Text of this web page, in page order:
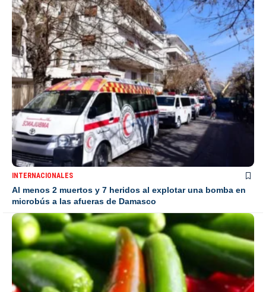
INTERNACIONALES
Al menos 2 muertos y 7 heridos al explotar una bomba en
microbús a las afueras de Damasco